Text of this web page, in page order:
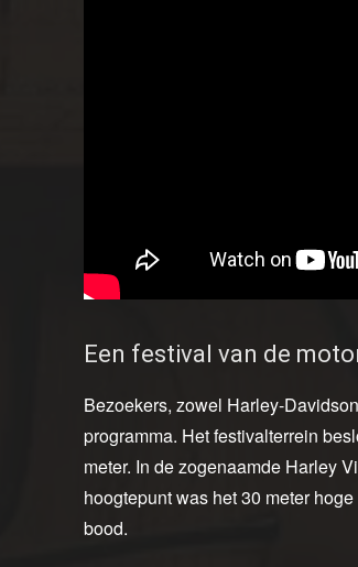
Een festival van de
Bezoekers, zowel Harley-
programma. Het festivalterrein
meter. In de zogenaamde Harley
hoogtepunt was het 30 meter
bood.